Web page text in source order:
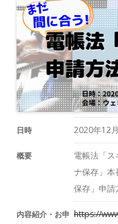
日時 2020年12
概要
電帳法「
ナ保存」本
保存」申請
内容紹介・お申 https://